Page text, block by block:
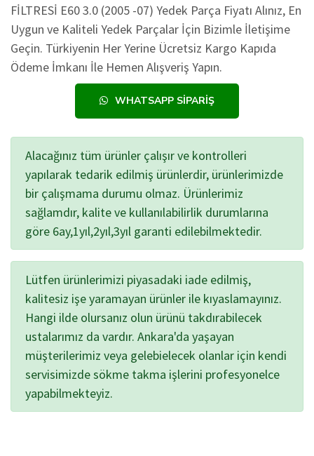
FİLTRESİ E60 3.0 (2005 -07) Yedek Parça Fiyatı Alınız, En
Uygun ve Kaliteli Yedek Parçalar İçin Bizimle İletişime
Geçin. Türkiyenin Her Yerine Ücretsiz Kargo Kapıda
Ödeme İmkanı İle Hemen Alışveriş Yapın.
WHATSAPP SIPARIŞ
Alacağınız tüm ürünler çalışır ve kontrolleri
yapılarak tedarik edilmiş ürünlerdir, ürünlerimizde
bir çalışmama durumu olmaz. Ürünlerimiz
sağlamdır, kalite ve kullanılabilirlik durumlarına
göre 6ay,1yıl,2yıl,3yıl garanti edilebilmektedir.
Lütfen ürünlerimizi piyasadaki iade edilmiş,
kalitesiz işe yaramayan ürünler ile kıyaslamayınız.
Hangi ilde olursanız olun ürünü takdırabilecek
ustalarımız da vardır. Ankara'da yaşayan
müşterilerimiz veya gelebielecek olanlar için kendi
servisimizde sökme takma işlerini profesyonelce
yapabilmekteyiz.